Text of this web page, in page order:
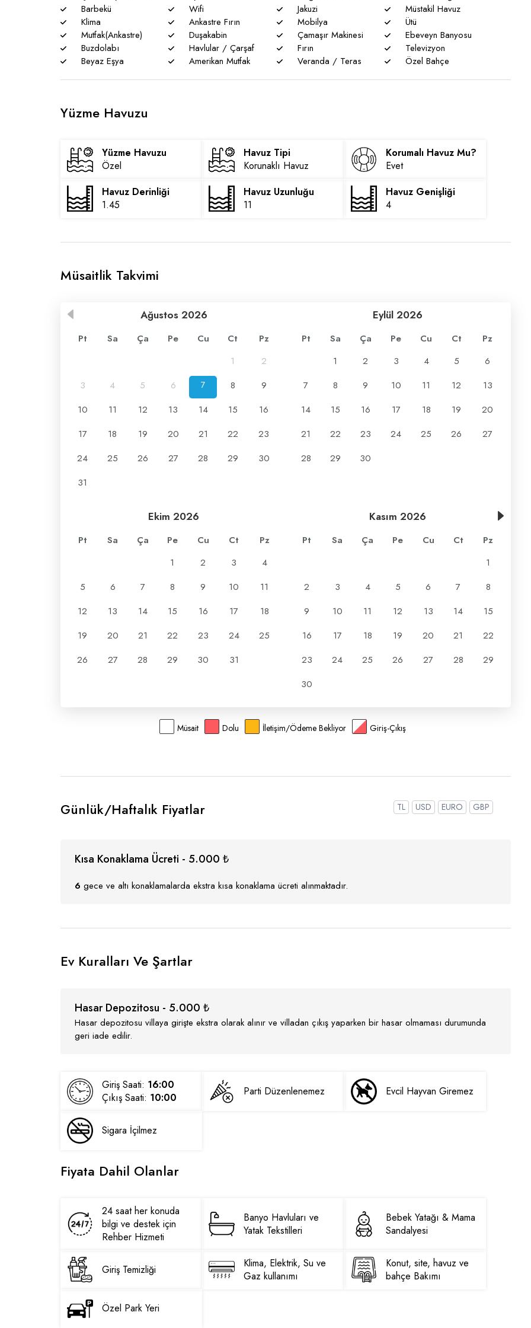
Barbekü
Wifi Jakuzi
Müstakil Havuz
Klima
Ankastre Fırın Mobilya
Ütü
Mutfak(Ankastre)
Duşakabin Çamaşır Makinesi
Ebeveyn Banyosu
Buzdolabı
Havlular / Çarşaf Fırın
Televizyon
Beyaz Eşya
Amerikan Mutfak Veranda / Teras Özel Bahçe
Yüzme Havuzu
Yüzme Havuzu
Özel
Havuz Tipi
Korunaklı Havuz
Korumalı Havuz Mu?
Evet
Havuz Derinliği
1.45
Havuz Uzunluğu
11
Havuz Genişliği
4
Müsaitlik Takvimi
Ağustos 2026
Pt Sa Ça Pe Cu Ct
Pz
1
2
3
4 5 6 7 8
9
10
11 12 13 14 15
16
17
18 19 20 21 22
23
24
25 26 27 28 29
30
31
Eylül 2026
Pt Sa Ça Pe Cu Ct
Pz
1
2 3 4 5
6
7
8 9 10 11 12
13
14
15 16 17 18 19
20
21
22 23 24 25 26
27
28
29 30
Ekim 2026
Pt Sa Ça Pe Cu Ct
Pz
1
2 3
4
5
6 7 8 9 10
11
12
13 14 15 16 17
18
19
20 21 22 23 24
25
26
27 28 29 30 31
Kasım 2026
Pt Sa Ça Pe Cu Ct
Pz
1
2
3 4 5 6 7
8
9
10 11 12 13 14
15
16
17 18 19 20 21
22
23
24 25 26 27 28
29
30
Müsait Dolu İletişim/Ödeme Bekliyor Giriş-Çıkış
Günlük/Haftalık Fiyatlar TL USD EURO GBP
Kısa Konaklama Ücreti - 5.000 ₺
6 gece ve altı konaklamalarda ekstra kısa konaklama ücreti alınmaktadır.
Ev Kuralları Ve Şartlar
Hasar Depozitosu - 5.000 ₺
Hasar depozitosu villaya girişte ekstra olarak alınır ve villadan çıkış yaparken bir hasar olmaması durumunda
geri iade edilir.
Giriş Saati: 16:00
Çıkış Saati: 10:00 Parti Düzenlenemez Evcil Hayvan Giremez
Sigara İçilmez
Fiyata Dahil Olanlar
24 saat her konuda
bilgi ve destek için
Rehber Hizmeti
Banyo Havluları ve
Yatak Tekstilleri
Bebek Yatağı & Mama
Sandalyesi
Giriş Temizliği
Klima, Elektrik, Su ve
Gaz kullanımı
Konut, site, havuz ve
bahçe Bakımı
Özel Park Yeri